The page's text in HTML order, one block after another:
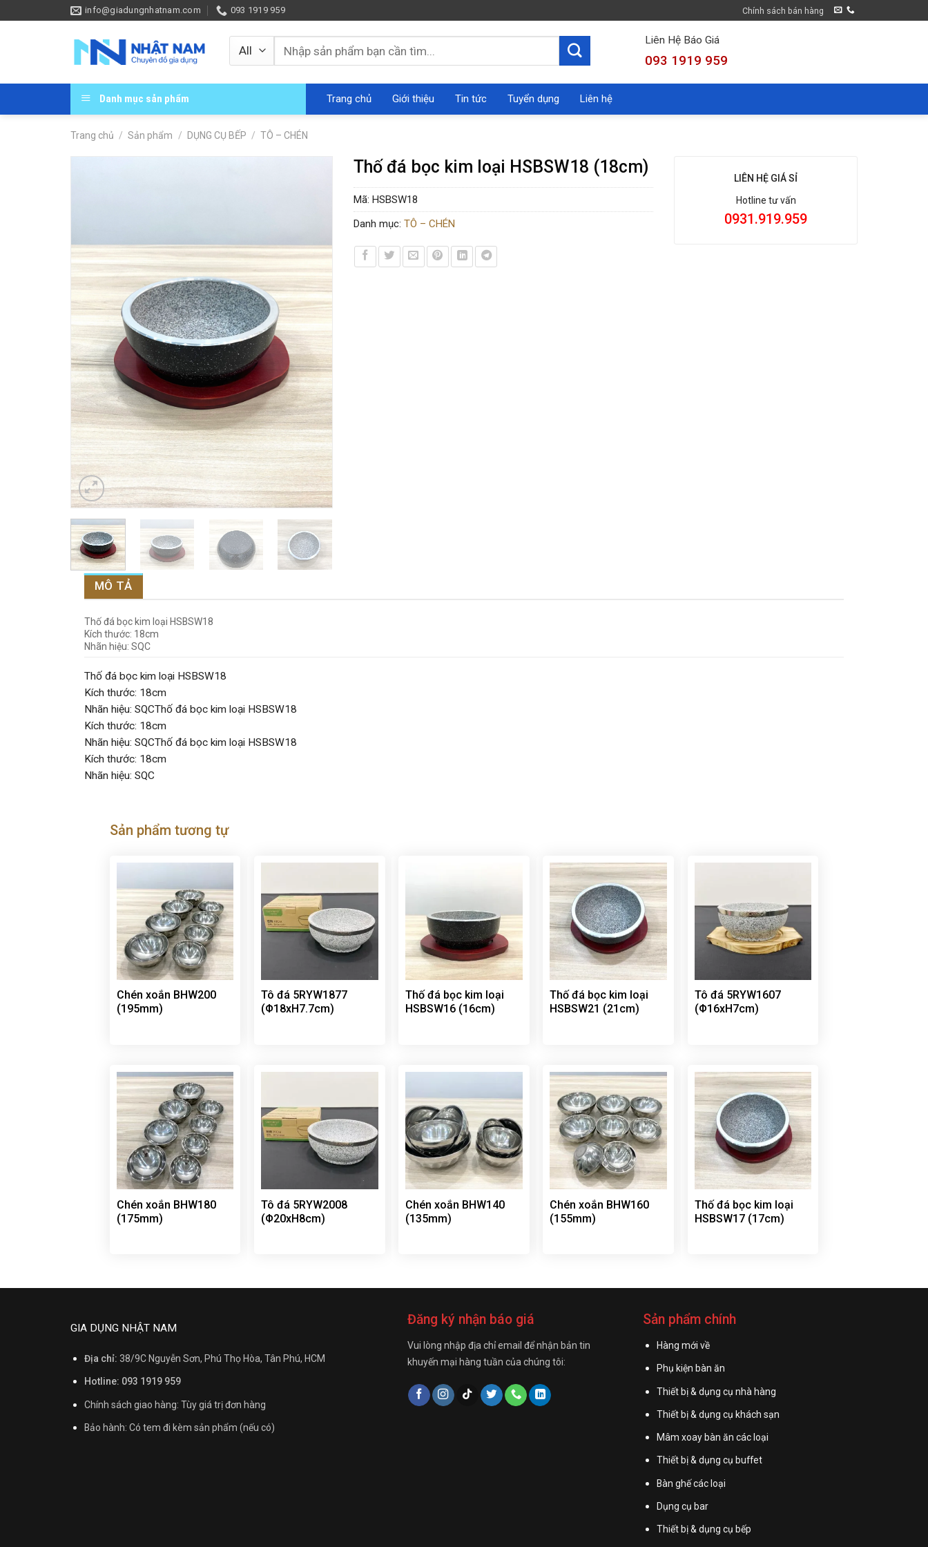
to
info@giadungnhatnam.com 093 1919 959 Chính sách bán hàng
Tìm
kiếm:
Liên Hệ Báo Giá
093 1919 959
Danh mục sản phẩm Trang chủ Giới thiệu Tin tức Tuyển dụng Liên hệ
Trang chủ / Sản phẩm / DỤNG CỤ BẾP / TÔ – CHÉN
Thố đá bọc kim loại HSBSW18 (18cm)
Mã: HSBSW18
Danh mục: TÔ – CHÉN
LIÊN HỆ GIÁ SỈ
Hotline tư vấn
0931.919.959
MÔ TẢ
Thố đá bọc kim loại HSBSW18
Kích thước: 18cm
Nhãn hiệu: SQC
Thố đá bọc kim loại HSBSW18
Kích thước: 18cm
Nhãn hiệu: SQCThố đá bọc kim loại HSBSW18
Kích thước: 18cm
Nhãn hiệu: SQCThố đá bọc kim loại HSBSW18
Kích thước: 18cm
Nhãn hiệu: SQC
Sản phẩm tương tự
Chén xoắn BHW200
(195mm)
Tô đá 5RYW1877
(Φ18xH7.7cm)
Thố đá bọc kim loại
HSBSW16 (16cm)
Thố đá bọc kim loại
HSBSW21 (21cm)
Tô đá 5RYW1607
(Φ16xH7cm)
Chén xoắn BHW180
(175mm)
Tô đá 5RYW2008
(Φ20xH8cm)
Chén xoắn BHW140
(135mm)
Chén xoắn BHW160
(155mm)
Thố đá bọc kim loại
HSBSW17 (17cm)
GIA DỤNG NHẬT NAM
Địa chỉ: 38/9C Nguyễn Sơn, Phú Thọ Hòa, Tân Phú, HCM
Hotline: 093 1919 959
Chính sách giao hàng: Tùy giá trị đơn hàng
Bảo hành: Có tem đi kèm sản phẩm (nếu có)
Đăng ký nhận báo giá
Vui lòng nhập địa chỉ email để nhận bản tin
khuyến mại hàng tuần của chúng tôi:
Sản phẩm chính
Hàng mới về
Phụ kiện bàn ăn
Thiết bị & dụng cụ nhà hàng
Thiết bị & dụng cụ khách sạn
Mâm xoay bàn ăn các loại
Thiết bị & dụng cụ buffet
Bàn ghế các loại
Dụng cụ bar
Thiết bị & dụng cụ bếp